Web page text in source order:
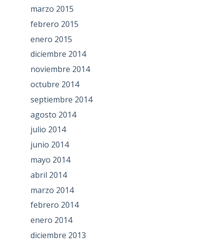
marzo 2015
febrero 2015
enero 2015
diciembre 2014
noviembre 2014
octubre 2014
septiembre 2014
agosto 2014
julio 2014
junio 2014
mayo 2014
abril 2014
marzo 2014
febrero 2014
enero 2014
diciembre 2013